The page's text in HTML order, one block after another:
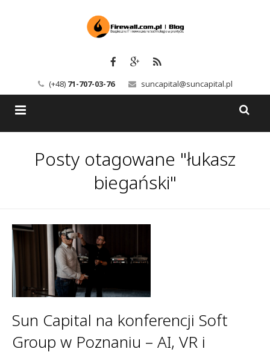
(+48) 71-707-03-76 suncapital@suncapital.pl
Backup-Solutions
Kerio
Serwery pocztowe
Sophos
Usługi
Szkolenia
Kontakt
Polityka prywatności
Posty otagowane "łukasz
biegański"
Sun Capital na konferencji Soft
Group w Poznaniu – AI, VR i